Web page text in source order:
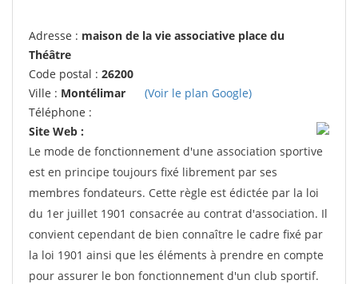
Adresse : maison de la vie associative place du
Théâtre
Code postal : 26200
Ville : Montélimar
(Voir le plan Google)
Téléphone :
Site Web :
Le mode de fonctionnement d'une association sportive
est en principe toujours fixé librement par ses
membres fondateurs. Cette règle est édictée par la loi
du 1er juillet 1901 consacrée au contrat d'association. Il
convient cependant de bien connaître le cadre fixé par
la loi 1901 ainsi que les éléments à prendre en compte
pour assurer le bon fonctionnement d'un club sportif.